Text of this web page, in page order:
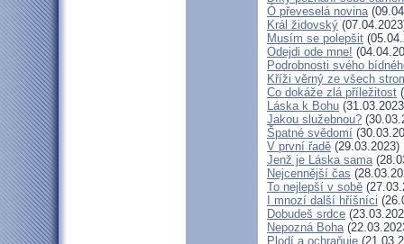
Ó převeselá novina
Král židovský
Musím se polepšit
Odejdi ode mne!
Podrobnosti svého
Kříži věrný ze všech
Co dokáže zlá příležitost
Láska k Bohu
Jakou služebnou?
Špatné svědomí
V první řadě (29.03.2023)
Jenž je Láska sama
Nejcennější čas
To nejlepší v sobě
I mnozí další hříšníci
Dobudeš srdce
Nepozná Boha
Plodí a ochraňuje